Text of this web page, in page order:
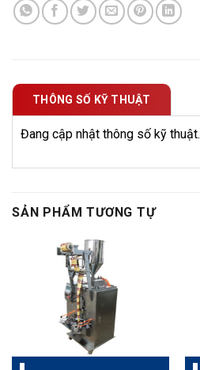
THÔNG SỐ KỸ THUẬT
Đang cập nhật thông số kỹ thuật.
SẢN PHẨM TƯƠNG TỰ